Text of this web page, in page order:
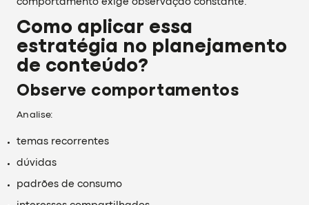
comportamento exige observação constante.
Como aplicar essa
estratégia no planejamento
de conteúdo?
Observe comportamentos
Analise:
temas recorrentes
dúvidas
padrões de consumo